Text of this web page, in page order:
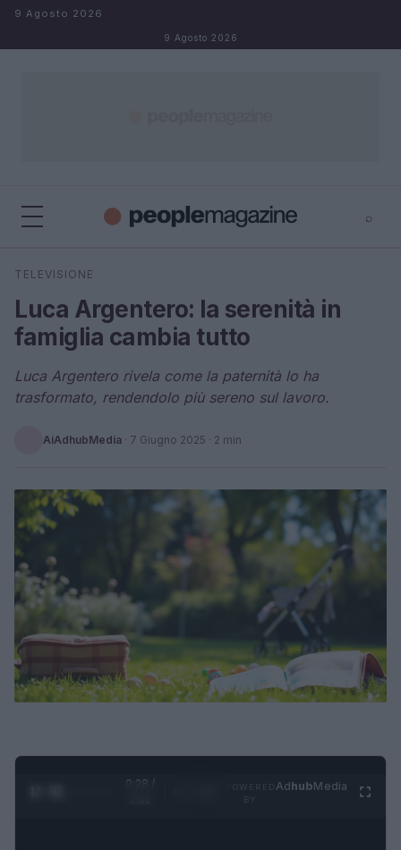
Salta al contenuto
9 Agosto 2026
9 Agosto 2026
⌕
Cerca
TELEVISIONE
Luca Argentero: la serenità in
famiglia cambia tutto
Luca Argentero rivela come la paternità lo ha
trasformato, rendendolo più sereno sul lavoro.
AiAdhubMedia · 7 Giugno 2025 · 2 min
0:29 /
AdhubMedia